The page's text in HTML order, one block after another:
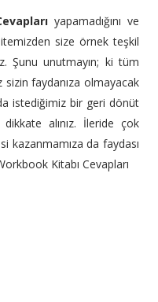
yapamadığını ve
size örnek teşkil
Şunu unutmayın; ki tüm
sizin faydanıza olmayacak
istediğimiz bir geri dönüt
dikkate alınız. İleride çok
kazanmamıza da faydası
Kitabı Cevapları